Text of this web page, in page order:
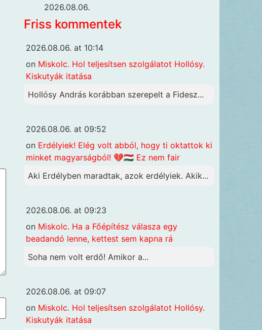
2026.08.06.
Friss kommentek
2026.08.06. at 10:14
on Miskolc. Hol teljesítsen szolgálatot Hollósy.
Kiskutyák itatása
Hollósy András korábban szerepelt a Fidesz...
2026.08.06. at 09:52
on Erdélyiek! Elég volt abból, hogy ti oktattok ki
minket magyarságból! 💔🇭🇺 Ez nem fair
Aki Erdélyben maradtak, azok erdélyiek. Akik...
2026.08.06. at 09:23
on Miskolc. Ha a Főépítész válasza egy
beadandó lenne, kettest sem kapna rá
Soha nem volt erdő! Amikor a...
2026.08.06. at 09:07
on Miskolc. Hol teljesítsen szolgálatot Hollósy.
Kiskutyák itatása